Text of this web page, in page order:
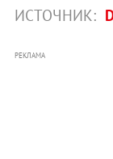
ИСТОЧНИК:
РЕКЛАМА